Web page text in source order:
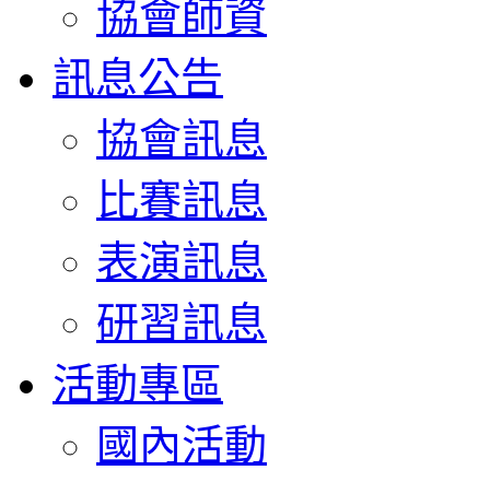
協會師資
訊息公告
協會訊息
比賽訊息
表演訊息
研習訊息
活動專區
國內活動